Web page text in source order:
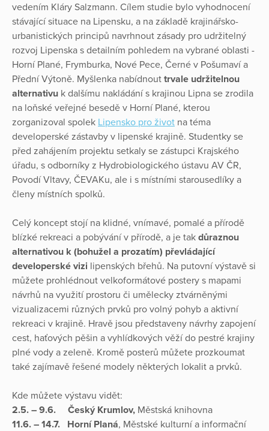
vedením Kláry Salzmann. Cílem studie bylo vyhodnocení
stávající situace na Lipensku, a na základě krajinářsko-
urbanistických principů navrhnout zásady pro udržitelný
rozvoj Lipenska s detailním pohledem na vybrané oblasti -
Horní Plané, Frymburka, Nové Pece, Černé v Pošumaví a
Přední Výtoně. Myšlenka nabídnout trvale udržitelnou
alternativu k dalšímu nakládání s krajinou Lipna se zrodila
na loňské veřejné besedě v Horní Plané, kterou
zorganizoval spolek Lipensko pro život na téma
developerské zástavby v lipenské krajině. Studentky se
před zahájením projektu setkaly se zástupci Krajského
úřadu, s odborníky z Hydrobiologického ústavu AV ČR,
Povodí Vltavy, ČEVAKu, ale i s místními starousedlíky a
členy místních spolků.
Celý koncept stojí na klidné, vnímavé, pomalé a přírodě
blízké rekreaci a pobývání v přírodě, a je tak důraznou
alternativou k (bohužel a prozatím) převládající
developerské vizi lipenských břehů. Na putovní výstavě si
můžete prohlédnout velkoformátové postery s mapami
návrhů na využití prostoru či umělecky ztvárněnými
vizualizacemi různých prvků pro volný pohyb a aktivní
rekreaci v krajině. Hravě jsou představeny návrhy zapojení
cest, haťových pěšin a vyhlídkových věží do pestré krajiny
plné vody a zeleně. Kromě posterů můžete prozkoumat
také zajímavě řešené modely některých lokalit a prvků.
Kde můžete výstavu vidět:
2.5. – 9.6.
Český Krumlov, Městská knihovna
11.6. – 14.7.
Horní Planá, Městské kulturní a informační